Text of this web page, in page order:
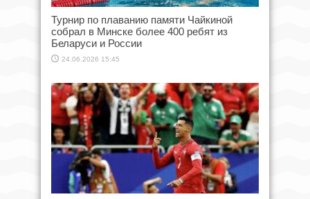
Турнир по плаванию памяти Чайкиной
собрал в Минске более 400 ребят из
Беларуси и России
24.06.2026 15:45